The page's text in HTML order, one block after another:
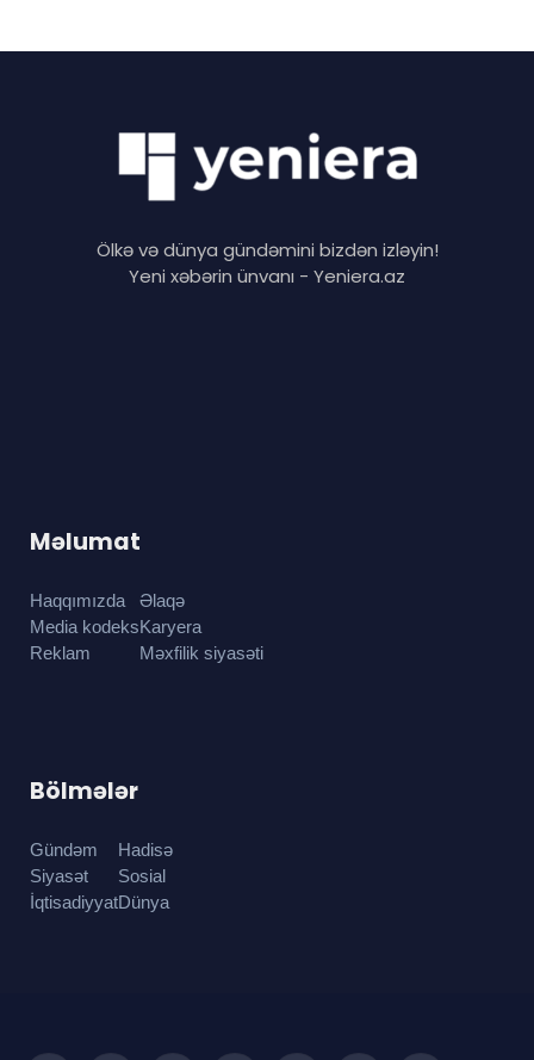
Ölkə və dünya gündəmini bizdən izləyin!
Yeni xəbərin ünvanı - Yeniera.az
Məlumat
Haqqımızda
Media kodeks
Reklam
Əlaqə
Karyera
Məxfilik siyasəti
Bölmələr
Gündəm
Siyasət
İqtisadiyyat
Hadisə
Sosial
Dünya